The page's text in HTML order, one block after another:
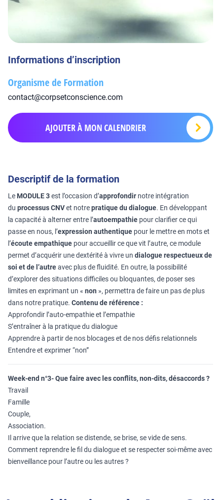
Informations d’inscription
Organisme de Formation
contact@corpsetconscience.com
AJOUTER À MON CALENDRIER
Descriptif de la formation
Le MODULE 3est l’occasion d’approfondir notre intégration
du processus CNVet notrepratique du dialogue. En développant
la capacité à alterner entre l’autoempathie pour clarifier ce qui
passe en nous, l’expression authentique pour le mettre en mots et
l’écoute empathique pour accueillir ce que vit l’autre, ce module
permet d’acquérir une dextérité à vivre un dialogue respectueux de
soi et de l’autreavec plus de fluidité. En outre, la possibilité
d’explorer des situations difficiles ou bloquantes, de poser ses
limites en exprimant un « non », permettra de faire un pas de plus
dans notre pratique. Contenu de référence :
Approfondir l’auto-empathie et l’empathie
S’entraîner à la pratique du dialogue
Apprendre à partir de nos blocages et de nos défis relationnels
Entendre et exprimer “non”
Week-end n°3- Que faire avec les conflits, non-dits, désaccords ?
Travail
Famille
Couple,
Association.
Il arrive que la relation se distende, se brise, se vide de sens.
Comment reprendre le fil du dialogue et se respecter soi-même avec
bienveillance pour l’autre ou les autres ?